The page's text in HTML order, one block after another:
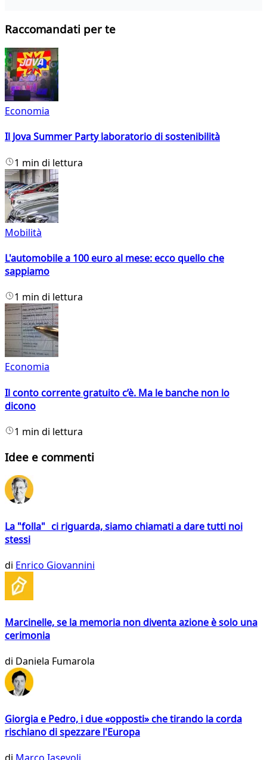
Raccomandati per te
Economia
Il Jova Summer Party laboratorio di sostenibilità
1 min di lettura
Mobilità
L'automobile a 100 euro al mese: ecco quello che
sappiamo
1 min di lettura
Economia
Il conto corrente gratuito c’è. Ma le banche non lo
dicono
1 min di lettura
Idee e commenti
La "folla" ci riguarda, siamo chiamati a dare tutti noi
stessi
di Enrico Giovannini
Marcinelle, se la memoria non diventa azione è solo una
cerimonia
di Daniela Fumarola
Giorgia e Pedro, i due «opposti» che tirando la corda
rischiano di spezzare l'Europa